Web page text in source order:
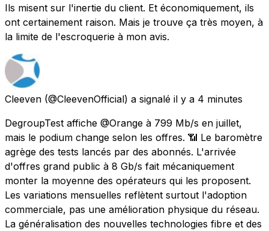
Ils misent sur l'inertie du client. Et économiquement, ils
ont certainement raison. Mais je trouve ça très moyen, à
la limite de l'escroquerie à mon avis.
Cleeven (@CleevenOfficial) a signalé il y a 4 minutes
DegroupTest affiche @Orange à 799 Mb/s en juillet,
mais le podium change selon les offres. 📶 Le baromètre
agrège des tests lancés par des abonnés. L'arrivée
d'offres grand public à 8 Gb/s fait mécaniquement
monter la moyenne des opérateurs qui les proposent.
Les variations mensuelles reflètent surtout l'adoption
commerciale, pas une amélioration physique du réseau.
La généralisation des nouvelles technologies fibre et des